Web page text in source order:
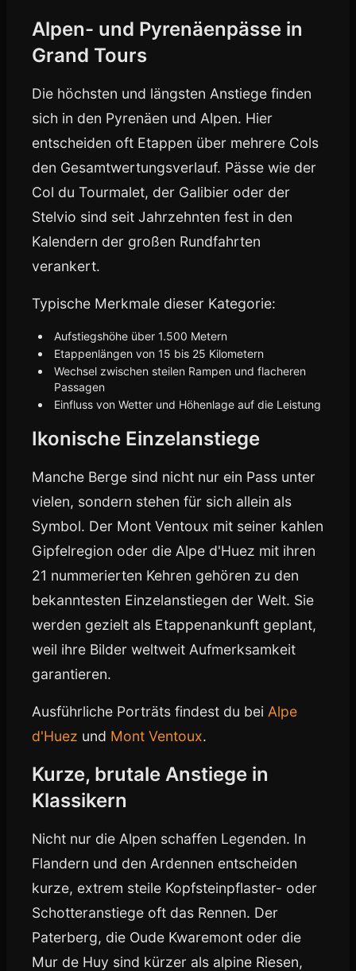
Alpen- und Pyrenäenpässe in
Grand Tours
Die höchsten und längsten Anstiege finden
sich in den Pyrenäen und Alpen. Hier
entscheiden oft Etappen über mehrere Cols
den Gesamtwertungsverlauf. Pässe wie der
Col du Tourmalet, der Galibier oder der
Stelvio sind seit Jahrzehnten fest in den
Kalendern der großen Rundfahrten
verankert.
Typische Merkmale dieser Kategorie:
Aufstiegshöhe über 1.500 Metern
Etappenlängen von 15 bis 25 Kilometern
Wechsel zwischen steilen Rampen und flacheren
Passagen
Einfluss von Wetter und Höhenlage auf die Leistung
Ikonische Einzelanstiege
Manche Berge sind nicht nur ein Pass unter
vielen, sondern stehen für sich allein als
Symbol. Der Mont Ventoux mit seiner kahlen
Gipfelregion oder die Alpe d'Huez mit ihren
21 nummerierten Kehren gehören zu den
bekanntesten Einzelanstiegen der Welt. Sie
werden gezielt als Etappenankunft geplant,
weil ihre Bilder weltweit Aufmerksamkeit
garantieren.
Ausführliche Porträts findest du bei Alpe
d'Huez und Mont Ventoux.
Kurze, brutale Anstiege in
Klassikern
Nicht nur die Alpen schaffen Legenden. In
Flandern und den Ardennen entscheiden
kurze, extrem steile Kopfsteinpflaster- oder
Schotteranstiege oft das Rennen. Der
Paterberg, die Oude Kwaremont oder die
Mur de Huy sind kürzer als alpine Riesen,